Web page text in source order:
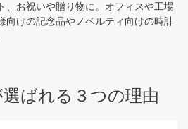
、お祝いや贈り物に。オフィスや工場
向けの記念品やノベルティ向けの時計
ばれる３つの理由